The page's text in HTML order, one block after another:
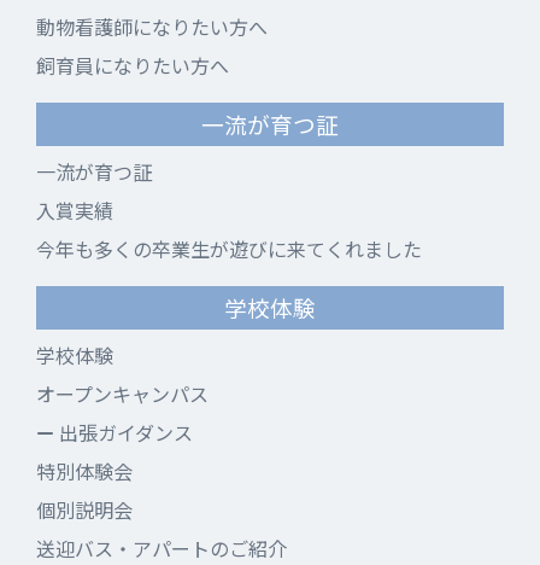
動物看護師になりたい方へ
飼育員になりたい方へ
一流が育つ証
一流が育つ証
入賞実績
今年も多くの卒業生が遊びに来てくれました
学校体験
学校体験
オープンキャンパス
出張ガイダンス
特別体験会
個別説明会
送迎バス・アパートのご紹介